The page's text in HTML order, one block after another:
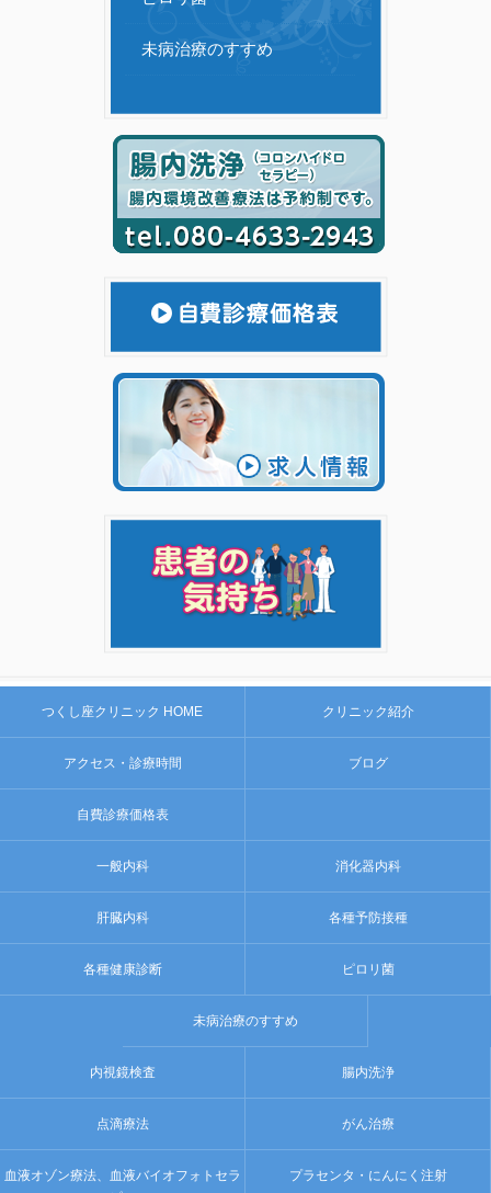
未病治療のすすめ
つくし座クリニック HOME クリニック紹介
アクセス・診療時間 ブログ
自費診療価格表
一般内科 消化器内科
肝臓内科 各種予防接種
各種健康診断 ピロリ菌
未病治療のすすめ
内視鏡検査 腸内洗浄
点滴療法 がん治療
血液オゾン療法、血液バイオフォトセラ
プラセンタ・にんにく注射